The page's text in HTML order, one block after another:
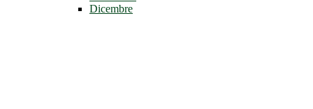
Dicembre